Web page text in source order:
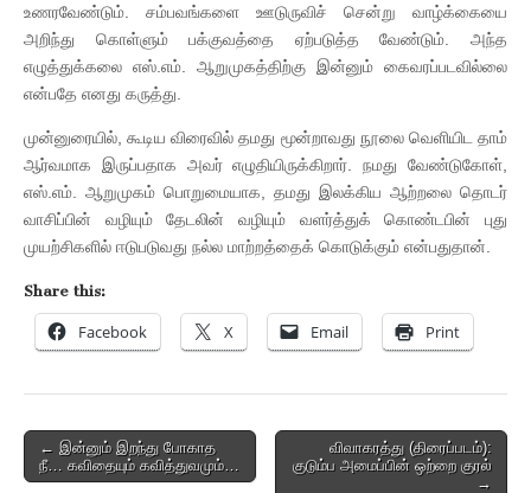
உணரவேண்டும். சம்பவங்களை ஊடுருவிச் சென்று வாழ்க்கையை
அறிந்து கொள்ளும் பக்குவத்தை ஏற்படுத்த வேண்டும். அந்த
எழுத்துக்கலை எஸ்.எம். ஆறுமுகத்திற்கு இன்னும் கைவரப்படவில்லை
என்பதே எனது கருத்து.
முன்னுரையில், கூடிய விரைவில் தமது மூன்றாவது நூலை வெளியிட தாம்
ஆர்வமாக இருப்பதாக அவர் எழுதியிருக்கிறார். நமது வேண்டுகோள்,
எஸ்.எம். ஆறுமுகம் பொறுமையாக, தமது இலக்கிய ஆற்றலை தொடர்
வாசிப்பின் வழியும் தேடலின் வழியும் வளர்த்துக் கொண்டபின் புது
முயற்சிகளில் ஈடுபடுவது நல்ல மாற்றத்தைக் கொடுக்கும் என்பதுதான்.
Share this:
Facebook X Email Print
Post
navigation
← இன்னும் இறந்து போகாத
நீ… கவிதையும் கவித்துவமும்…
விவாகரத்து (திரைப்படம்):
குடும்ப அமைப்பின் ஒற்றை குரல்
→